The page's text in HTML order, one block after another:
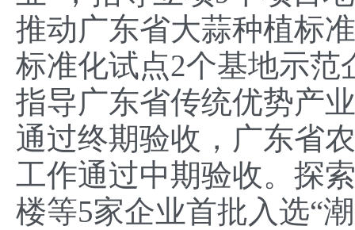
推动广东省大蒜种植标
标准化试点2个基地示
指导广东省传统优势产
通过终期验收，广东省
工作通过中期验收。探
楼等5家企业首批入选“